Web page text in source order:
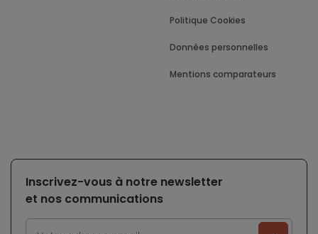
Politique Cookies
Données personnelles
Mentions comparateurs
Inscrivez-vous à notre newsletter
et nos communications